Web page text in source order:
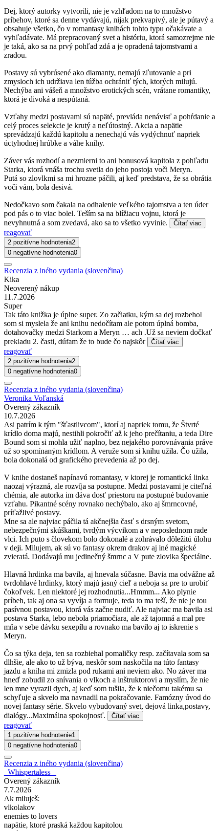
Dej, ktorý autorky vytvorili, nie je vzhľadom na to množstvo
príbehov, ktoré sa denne vydávajú, nijak prekvapivý, ale je pútavý a
obsahuje všetko, čo v romantasy knihách tohto typu očakávate a
vyhľadávate. Má prepracovaný svet a históriu, ktorá samozrejme nie
je taká, ako sa na prvý pohľad zdá a je opradená tajomstvami a
zradou.
Postavy sú vybrúsené ako diamanty, nemajú zľutovanie a pri
zmysloch ich udržiava len túžba ochrániť tých, ktorých milujú.
Nechýba ani vášeň a množstvo erotických scén, vrátane romantiky,
ktorá je divoká a nespútaná.
Vzťahy medzi postavami sú napäté, prevláda nenávisť a pohŕdanie a
celý proces selekcie je krutý a neľútostný. Akcia a napätie
sprevádzajú každú kapitolu a nenechajú vás vydýchnuť napriek
úctyhodnej hrúbke a váhe knihy.
Záver vás rozhodí a nezmierni to ani bonusová kapitola z pohľadu
Starka, ktorá vnáša trochu svetla do jeho postoja voči Meryn.
Putá so zlovlkmi sa mi hrozne páčili, aj keď predstava, že sa obrátia
voči vám, bola desivá.
Nedočkavo som čakala na odhalenie veľkého tajomstva a ten úder
pod pás o to viac bolel. Teším sa na blížiacu vojnu, ktorá je
nevyhnutná a som zvedavá, ako sa to všetko vyvinie.
Čítať viac
reagovať
2 pozitívne hodnotenia2
0 negatívne hodnotenia0
Recenzia z iného vydania (slovenčina)
Kika
Neoverený nákup
11.7.2026
Super
Tak táto knižka je úplne super. Zo začiatku, kým sa dej rozbehol
som si myslela že ani knihu nedočítam ale potom úplná bomba,
dotahovačky medzi Starkom a Meryn … ach .Už sa neviem dočkať
prekladu 2. časti, dúfam že to bude čo najskôr
Čítať viac
reagovať
2 pozitívne hodnotenia2
0 negatívne hodnotenia0
Recenzia z iného vydania (slovenčina)
Veronika Voľanská
Overený zákazník
10.7.2026
Asi patrím k tým "šťastlivcom", ktorí aj napriek tomu, že Štvrté
krídlo doma majú, nestihli pokročiť až k jeho prečítaniu, a teda Dire
Bound som si mohla užiť naplno, bez nejakého porovnávania práve
už so spomínaným krídlom. A veruže som si knihu užila. Čo užila,
bola dokonalá od grafického prevedenia až po dej.
V knihe dostaneš napínavú romantasy, v ktorej je romantická linka
naozaj výrazná, ale rozvíja sa postupne. Medzi postavami je citeľná
chémia, ale autorka im dáva dosť priestoru na postupné budovanie
vzťahu. Pikantné scény rovnako nechýbalo, ako aj šmrncovné,
príťažlivé postavy.
Mne sa ale najviac páčila tá akčnejšia časť s drsným svetom,
nebezpečnými skúškami, tvrdým výcvikom a v neposlednom rade
vlci. Ich puto s človekom bolo dokonalé a zohrávalo dôležitú úlohu
v deji. Milujem, ak sú vo fantasy okrem drakov aj iné magické
zvieratá. Dodávajú mu jedinečný šmrnc a V pute zlovlka špeciálne.
Hlavná hrdinka ma bavila, aj hnevala súčasne. Bavia ma odvážne až
tvrdohlavé hrdinky, ktorý majú jasný cieľ a neboja sa pre to urobiť
čokoľvek. Len niektoré jej rozhodnutia...Hmmm... Ako plynie
príbeh, tak aj ona sa vyvíja a formuje, teda to ma teší, že nie je tou
pasívnou postavou, ktorá vás začne nudiť. Ale najviac ma bavila asi
postava Starka, lebo nebola priamočiara, ale až tajomná a mal pre
mňa v sebe dávku sexepílu a rovnako ma bavilo aj to iskrenie s
Meryn.
Čo sa týka deja, ten sa rozbiehal pomaličky resp. začítavala som sa
dlhšie, ale ako to už býva, neskôr som naskočila na túto fantasy
jazdu a kniha mi zmizla pod rukami ani neviem ako. No záver ma
hneď zobudil zo snívania o vlkoch a inštruktorovi a myslím, že nie
len mne vyrazil dych, aj keď som tušila, že k niečomu takému sa
schyľuje a skvelo ma navnadil na pokračovanie. Famózny úvod do
novej fantasy série. Skvelo vybudovaný svet, dejová linka,postavy,
dialógy...Maximálna spokojnosť.
Čítať viac
reagovať
1 pozitívne hodnotenie1
0 negatívne hodnotenia0
Recenzia z iného vydania (slovenčina)
_Whispertaless _
Overený zákazník
7.7.2026
Ak miluješ:
vlkolakov
enemies to lovers
napätie, ktoré praská každou kapitolou